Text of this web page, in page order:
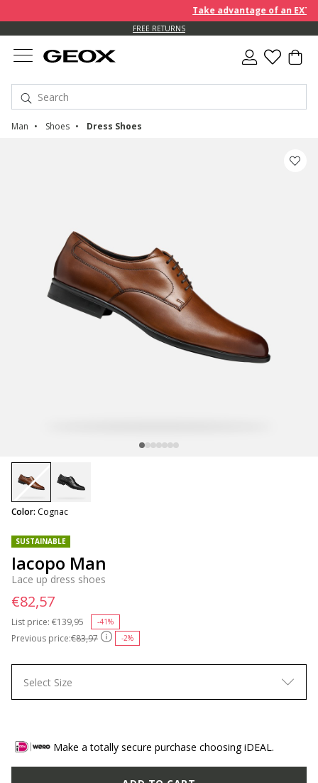
Take advantage of an
FREE RETURNS
Man Shoes Dress Shoes
SUSTAINABLE
Iacopo Man
Lace up dress shoes
Previous price:€83,97 -2%
List price: Price reduced from
€139,95 -41%
€82,57
Color: Cognac
selected
Select Size
Make a totally secure purchase choosing iDEAL.